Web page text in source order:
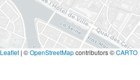
Leaflet | ©OpenStreetMapcontributors ©CARTO